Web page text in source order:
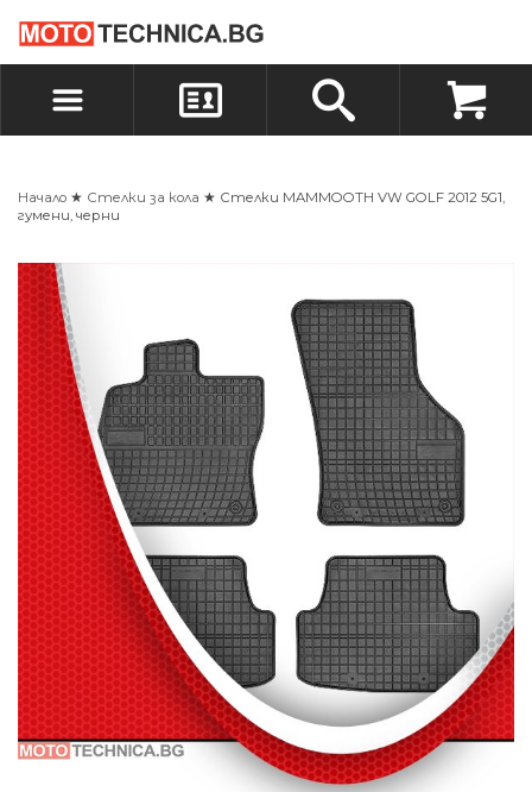
ВХОД
БЪРЗА ПОРЪЧКА ПОРЪЧКА
Начало ★ Стелки за кола ★ Стелки MAMMOOTH VW GOLF 2012 5G1,
гумени, черни